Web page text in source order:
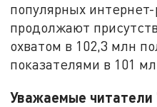
популярных
продолжают
охватом в 102,3 млн
показателями в 101
Уважаемые